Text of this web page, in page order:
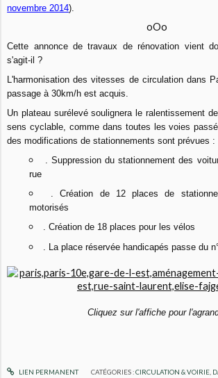
novembre 2014).
oOo
Cette annonce de travaux de rénovation vient
s'agit-il ?
L'harmonisation des vitesses de circulation dans
passage à 30km/h est acquis.
Un plateau surélevé soulignera le ralentissement
sens cyclable, comme dans toutes les voies
des modifications de stationnements sont prévues :
. Suppression du stationnement des
rue
. Création de 12 places de
motorisés
. Création de 18 places pour les vélos
. La place réservée handicapés passe du
Cliquez sur l'affiche pour
LIEN PERMANENT CATÉGORIES :CIRCULATION & VOIRIE,